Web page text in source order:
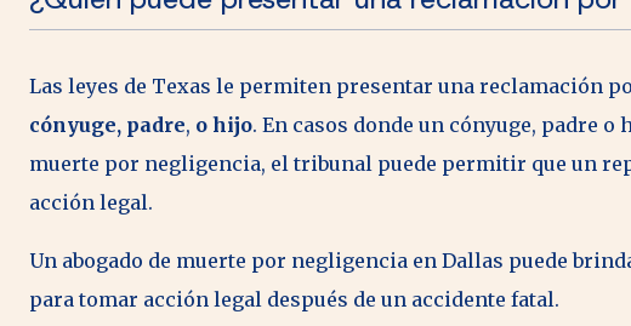
Las leyes de Texas le permiten presentar una reclamación
cónyuge, padre, o hijo. En casos donde un cónyuge, padre
muerte por negligencia, el tribunal puede permitir que un
acción legal.
Un abogado de muerte por negligencia en Dallas puede
para tomar acción legal después de un accidente fatal.